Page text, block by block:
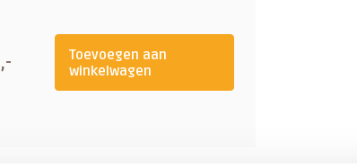
Toevoegen aan
winkelwagen